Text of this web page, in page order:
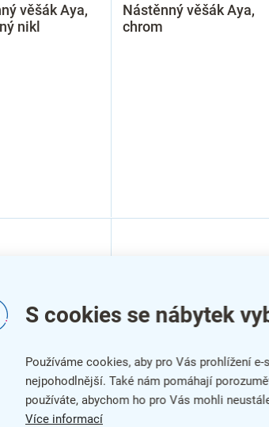
S cookies se nábytek
Používáme cookies, aby pro Vás prohlížení e-
nejpohodlnější. Také nám pomáhají
používáte, abychom ho pro Vás mohli
Více informací
věšák Aya,
nikl
Nástěnný věšák Aya,
chrom
věšák Fabio
satén
Nástěnný věšák Marco